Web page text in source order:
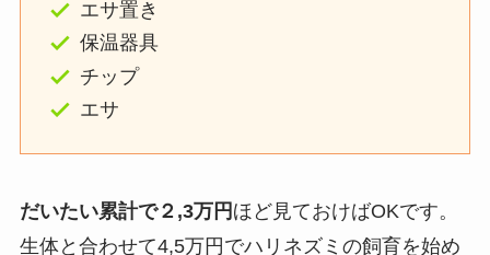
エサ置き
保温器具
チップ
エサ
だいたい累計で２,3万円 ほど見ておけばOKです。
生体と合わせて4,5万円でハリネズミの飼育を始め